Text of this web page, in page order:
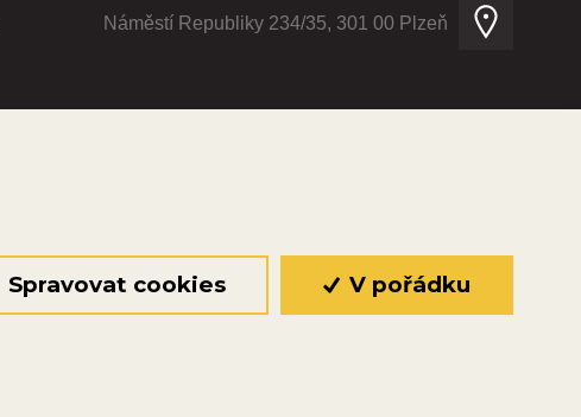
Náměstí Republiky 234/35, 301 00 Plzeň
Spravovat cookies V pořádku